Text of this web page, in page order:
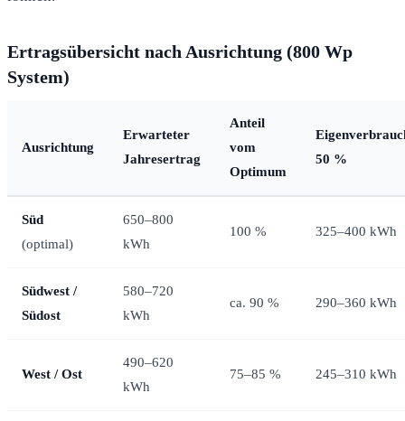
Ertragsübersicht nach Ausrichtung (800 Wp
System)
Ausrichtung
Erwarteter
Jahresertrag
Anteil
vom
Optimum
50 %
Süd
(optimal)
650–800
kWh
100 % 325–400 kWh
Südwest /
Südost
580–720
kWh
ca. 90 % 290–360 kWh
West / Ost
490–620
kWh
75–85 % 245–310 kWh